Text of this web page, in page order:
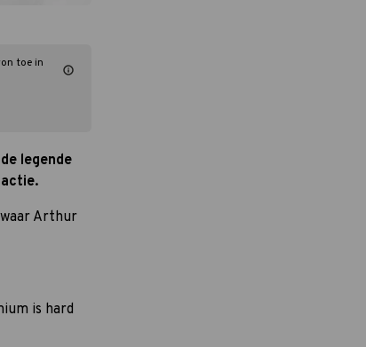
toe in
legende
Arthur
is hard